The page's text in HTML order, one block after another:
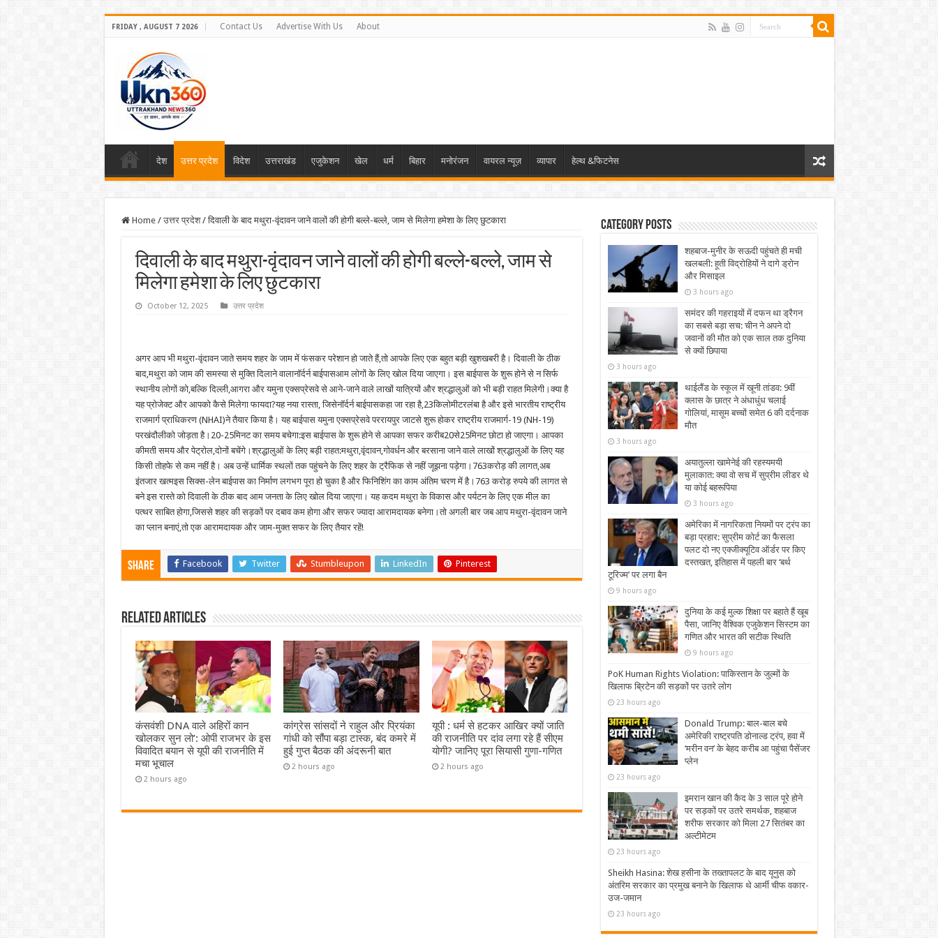
FRIDAY , AUGUST 7 2026 Contact Us Advertise With Us About
देश उत्तर प्रदेश विदेश उत्तराखंड एजुकेशन खेल धर्म बिहार मनोरंजन वायरल न्यूज़ व्यापार हेल्थ &फिटनेस
Home / उत्तर प्रदेश / दिवाली के बाद मथुरा-वृंदावन जाने वालों की होगी बल्ले-बल्ले, जाम से मिलेगा हमेशा के लिए छुटकारा
दिवाली के बाद मथुरा-वृंदावन जाने वालों की होगी बल्ले-बल्ले, जाम से
मिलेगा हमेशा के लिए छुटकारा
October 12, 2025 उत्तर प्रदेश
अगर आप भी मथुरा-वृंदावन जाते समय शहर के जाम में फंसकर परेशान हो जाते हैं,तो आपके लिए एक बहुत बड़ी खुशखबरी है। दिवाली के ठीक
बाद,मथुरा को जाम की समस्या से मुक्ति दिलाने वालानॉर्दर्न बाईपासआम लोगों के लिए खोल दिया जाएगा। इस बाईपास के शुरू होने से न सिर्फ
स्थानीय लोगों को,बल्कि दिल्ली,आगरा और यमुना एक्सप्रेसवे से आने-जाने वाले लाखों यात्रियों और श्रद्धालुओं को भी बड़ी राहत मिलेगी।क्या है
यह प्रोजेक्ट और आपको कैसे मिलेगा फायदा?यह नया रास्ता, जिसेनॉर्दर्न बाईपासकहा जा रहा है,23किलोमीटरलंबा है और इसे भारतीय राष्ट्रीय
राजमार्ग प्राधिकरण (NHAI)ने तैयार किया है। यह बाईपास यमुना एक्सप्रेसवे पररायपुर जाटसे शुरू होकर राष्ट्रीय राजमार्ग-19 (NH-19)
परखंदौलीको जोड़ता है।20-25मिनट का समय बचेगा:इस बाईपास के शुरू होने से आपका सफर करीब20से25मिनट छोटा हो जाएगा। आपका
कीमती समय और पेट्रोल,दोनों बचेंगे।श्रद्धालुओं के लिए बड़ी राहत:मथुरा,वृंदावन,गोवर्धन और बरसाना जाने वाले लाखों श्रद्धालुओं के लिए यह
किसी तोहफे से कम नहीं है। अब उन्हें धार्मिक स्थलों तक पहुंचने के लिए शहर के ट्रैफिक से नहीं जूझना पड़ेगा।763करोड़ की लागत,अब
इंतजार खत्मइस सिक्स-लेन बाईपास का निर्माण लगभग पूरा हो चुका है और फिनिशिंग का काम अंतिम चरण में है।763 करोड़ रुपये की लागत से
बने इस रास्ते को दिवाली के ठीक बाद आम जनता के लिए खोल दिया जाएगा। यह कदम मथुरा के विकास और पर्यटन के लिए एक मील का
पत्थर साबित होगा,जिससे शहर की सड़कों पर दबाव कम होगा और सफर ज्यादा आरामदायक बनेगा।तो अगली बार जब आप मथुरा-वृंदावन जाने
का प्लान बनाएं,तो एक आरामदायक और जाम-मुक्त सफर के लिए तैयार रहें!
Share Facebook Twitter Stumbleupon LinkedIn Pinterest
Related Articles
कंसवंशी DNA वाले अहिरों कान
खोलकर सुन लो’: ओपी राजभर के इस
विवादित बयान से यूपी की राजनीति में
मचा भूचाल
2 hours ago
कांग्रेस सांसदों ने राहुल और प्रियंका
गांधी को सौंपा बड़ा टास्क, बंद कमरे में
हुई गुप्त बैठक की अंदरूनी बात
2 hours ago
यूपी : धर्म से हटकर आखिर क्यों जाति
की राजनीति पर दांव लगा रहे हैं सीएम
योगी? जानिए पूरा सियासी गुणा-गणित
2 hours ago
Category Posts
शहबाज-मुनीर के सऊदी पहुंचते ही मची
खलबली: हूती विद्रोहियों ने दागे ड्रोन
और मिसाइल
3 hours ago
समंदर की गहराइयों में दफन था ड्रैगन
का सबसे बड़ा सच: चीन ने अपने दो
जवानों की मौत को एक साल तक दुनिया
से क्यों छिपाया
3 hours ago
थाईलैंड के स्कूल में खूनी तांडव: 9वीं
क्लास के छात्र ने अंधाधुंध चलाई
गोलियां, मासूम बच्चों समेत 6 की दर्दनाक
मौत
3 hours ago
अयातुल्ला खामेनेई की रहस्यमयी
मुलाकात: क्या वो सच में सुप्रीम लीडर थे
या कोई बहरूपिया
3 hours ago
अमेरिका में नागरिकता नियमों पर ट्रंप का
बड़ा प्रहार: सुप्रीम कोर्ट का फैसला
पलट दो नए एक्जीक्यूटिव ऑर्डर पर किए
दस्तखत, इतिहास में पहली बार ‘बर्थ
टूरिज्म’ पर लगा बैन
9 hours ago
दुनिया के कई मुल्क शिक्षा पर बहाते हैं खूब
पैसा, जानिए वैश्विक एजुकेशन सिस्टम का
गणित और भारत की सटीक स्थिति
9 hours ago
PoK Human Rights Violation: पाकिस्तान के जुल्मों के
खिलाफ ब्रिटेन की सड़कों पर उतरे लोग
23 hours ago
Donald Trump: बाल-बाल बचे
अमेरिकी राष्ट्रपति डोनाल्ड ट्रंप, हवा में
‘मरीन वन’ के बेहद करीब आ पहुंचा पैसेंजर
प्लेन
23 hours ago
इमरान खान की कैद के 3 साल पूरे होने
पर सड़कों पर उतरे समर्थक, शहबाज
शरीफ सरकार को मिला 27 सितंबर का
अल्टीमेटम
23 hours ago
Sheikh Hasina: शेख हसीना के तख्तापलट के बाद यूनुस को
अंतरिम सरकार का प्रमुख बनाने के खिलाफ थे आर्मी चीफ वकार-
उज-जमान
23 hours ago